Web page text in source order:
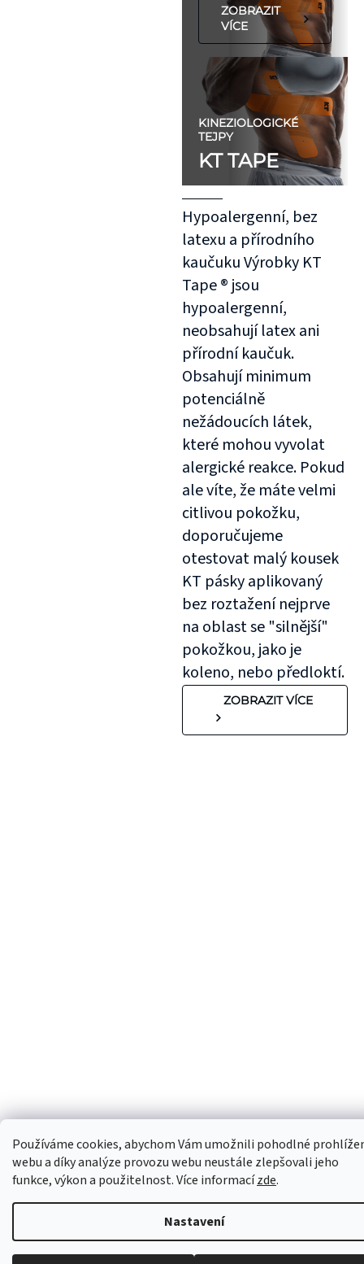
Používáme cookies, abychom Vám umožnili pohodlné
webu a díky analýze provozu webu neustále zlepšovali jeho
funkce, výkon a použitelnost. Více informacízde.
Nastavení
ZOBRAZIT
VÍCE
KINEZIOLOGICKÉ
TEJPY
KT TAPE
Hypoalergenní, bez
latexu a přírodního
kaučuku Výrobky KT
Tape ® jsou
hypoalergenní,
neobsahují latex ani
přírodní kaučuk.
Obsahují minimum
potenciálně
nežádoucích látek,
které mohou vyvolat
alergické reakce. Pokud
ale víte, že máte velmi
citlivou pokožku,
doporučujeme
otestovat malý kousek
KT pásky aplikovaný
bez roztažení nejprve
na oblast se "silnější"
pokožkou, jako je
koleno, nebo předloktí.
ZOBRAZIT VÍCE